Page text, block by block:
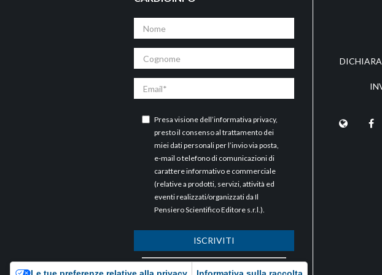
Presa visione dell’informativa privacy,
presto il consenso al trattamento dei
miei dati personali per l’invio via posta,
e-mail o telefono di comunicazioni di
carattere informativo e commerciale
(relative a prodotti, servizi, attività ed
eventi realizzati/organizzati da Il
Pensiero Scientifico Editore s.r.l.).
ISCRIVITI
ARCHIVIO
Le tue preferenze relative alla privacy Informativa sulla raccolta